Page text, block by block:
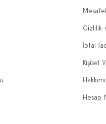
Gizlilik
İptal
Kişisel
Hesap